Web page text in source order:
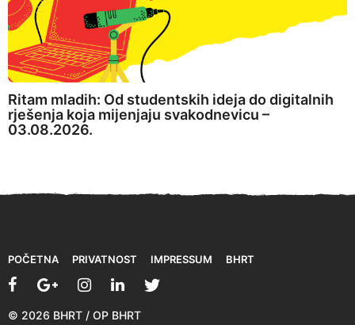
Ritam mladih: Od studentskih ideja do digitalnih
rješenja koja mijenjaju svakodnevicu –
03.08.2026.
POČETNA PRIVATNOST IMPRESSUM BHRT
© 2026 BHRT / OP BHRT